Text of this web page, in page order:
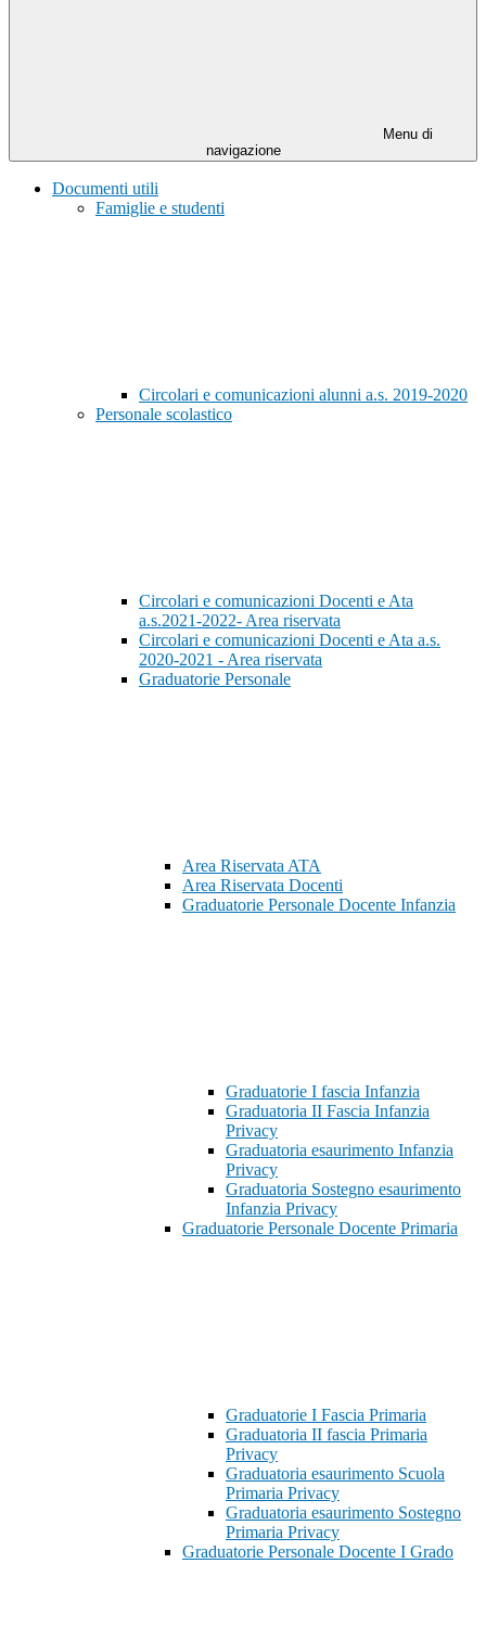
Menu di
navigazione
Documenti utili
Famiglie e studenti
Circolari e comunicazioni alunni a.s. 2019-2020
Personale scolastico
Circolari e comunicazioni Docenti e Ata
a.s.2021-2022- Area riservata
Circolari e comunicazioni Docenti e Ata a.s.
2020-2021 - Area riservata
Graduatorie Personale
Area Riservata ATA
Area Riservata Docenti
Graduatorie Personale Docente Infanzia
Graduatorie I fascia Infanzia
Graduatoria II Fascia Infanzia
Privacy
Graduatoria esaurimento Infanzia
Privacy
Graduatoria Sostegno esaurimento
Infanzia Privacy
Graduatorie Personale Docente Primaria
Graduatorie I Fascia Primaria
Graduatoria II fascia Primaria
Privacy
Graduatoria esaurimento Scuola
Primaria Privacy
Graduatoria esaurimento Sostegno
Primaria Privacy
Graduatorie Personale Docente I Grado